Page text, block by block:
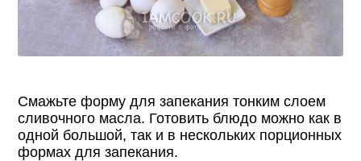
Смажьте форму для запекания тонким слоем
сливочного масла. Готовить блюдо можно как в
одной большой, так и в нескольких порционных
формах для запекания.